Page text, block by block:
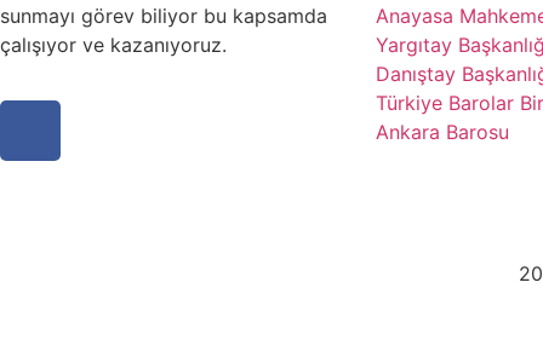
sunmayı görev biliyor bu kapsamda
çalışıyor ve kazanıyoruz.
Anayasa
Yargıtay
Danıştay
Türkiye Barolar
Ankara Barosu